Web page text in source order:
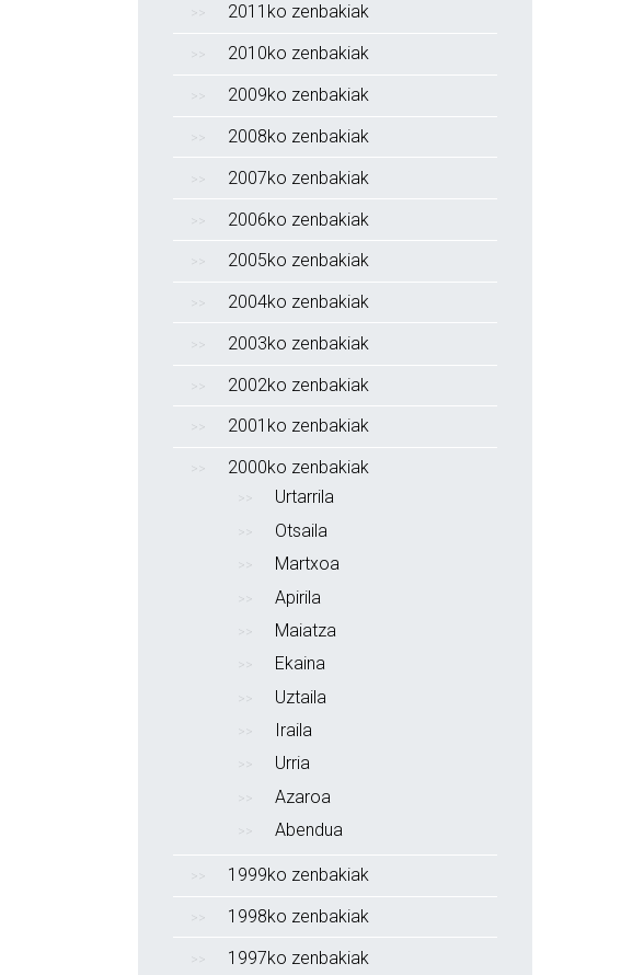
2011ko zenbakiak
2010ko zenbakiak
2009ko zenbakiak
2008ko zenbakiak
2007ko zenbakiak
2006ko zenbakiak
2005ko zenbakiak
2004ko zenbakiak
2003ko zenbakiak
2002ko zenbakiak
2001ko zenbakiak
2000ko zenbakiak
Urtarrila
Otsaila
Martxoa
Apirila
Maiatza
Ekaina
Uztaila
Iraila
Urria
Azaroa
Abendua
1999ko zenbakiak
1998ko zenbakiak
1997ko zenbakiak